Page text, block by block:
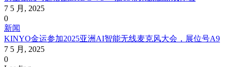
7 5 月, 2025
0
新闻
KINYO金运参加2025亚洲AI智能无线麦克风大会，展位号A9
7 5 月, 2025
0